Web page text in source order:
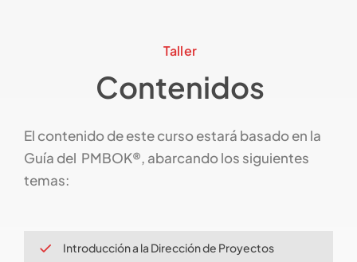
Taller
Contenidos
El contenido de este curso estará basado en la
Guía del PMBOK®, abarcando los siguientes
temas:
Introducción a la Dirección de Proyectos